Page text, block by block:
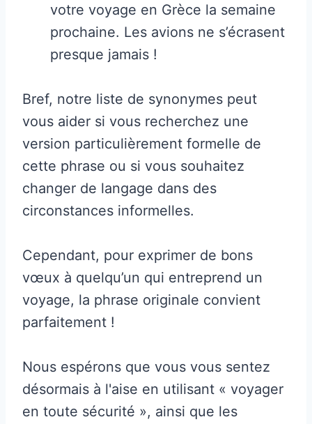
votre voyage en Grèce la semaine
prochaine. Les avions ne s’écrasent
presque jamais !
Bref, notre liste de synonymes peut
vous aider si vous recherchez une
version particulièrement formelle de
cette phrase ou si vous souhaitez
changer de langage dans des
circonstances informelles.
Cependant, pour exprimer de bons
vœux à quelqu’un qui entreprend un
voyage, la phrase originale convient
parfaitement !
Nous espérons que vous vous sentez
désormais à l'aise en utilisant « voyager
en toute sécurité », ainsi que les